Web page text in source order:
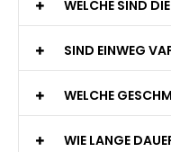
WELCHE SIND
SIND EINWEG
WELCHE
WIE LANGE